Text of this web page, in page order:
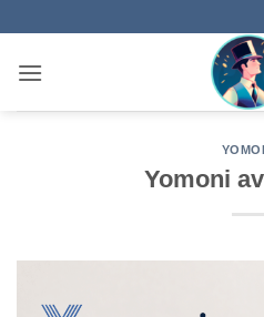
contenu
Yomoni